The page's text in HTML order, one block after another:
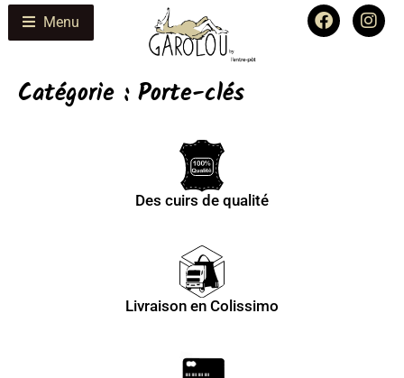
Menu
Catégorie : Porte-clés
Des cuirs de qualité
Livraison en Colissimo